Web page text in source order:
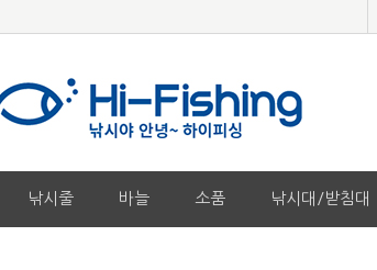
낚시줄 바늘 소품 낚시대/받침대